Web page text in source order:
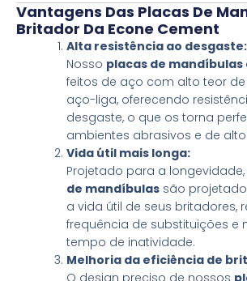
Vantagens Das Placas De
Britador Da Econe Cement
Alta resistência ao desgaste:
Nosso placas de
feitos de aço com alto teor
aço-liga, oferecendo
desgaste, o que os torna
ambientes abrasivos e de
Vida útil mais longa:
Projetado para a
de mandíbulas são
a vida útil de seus britadores,
frequência de substituições e
tempo de inatividade.
Melhoria da eficiência de
O design preciso de nossos